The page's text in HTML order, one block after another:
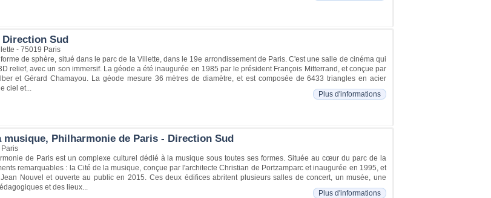
Direction Sud
- 75019 Paris
de sphère, situé dans le parc de la Villette, dans le 19e arrondissement de Paris. C'est une salle de cinéma qui
relief, avec un son immersif. La géode a été inaugurée en 1985 par le président François Mitterrand, et conçue par
et Gérard Chamayou. La géode mesure 36 mètres de diamètre, et est composée de 6433 triangles en acier
ciel et...
Plus d'informations
musique, Philharmonie de Paris - Direction Sud
de Paris est un complexe culturel dédié à la musique sous toutes ses formes. Située au cœur du parc de la
remarquables : la Cité de la musique, conçue par l'architecte Christian de Portzamparc et inaugurée en 1995, et
Nouvel et ouverte au public en 2015. Ces deux édifices abritent plusieurs salles de concert, un musée, une
et des lieux...
Plus d'informations